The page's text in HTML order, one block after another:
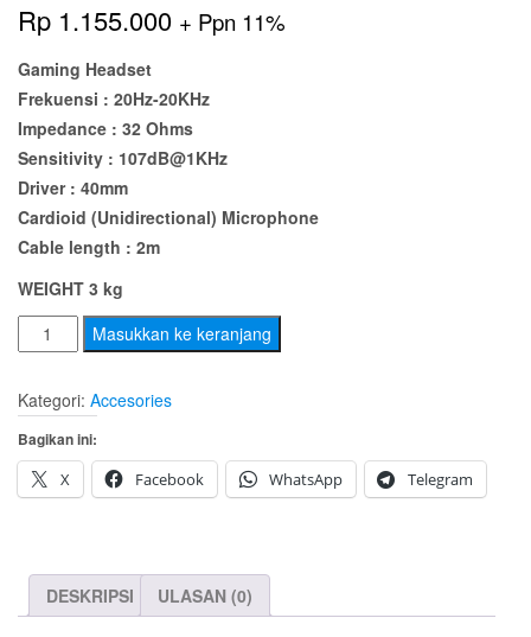
Rp 1.155.000 + Ppn 11%
Gaming Headset
Frekuensi : 20Hz-20KHz
Impedance : 32 Ohms
Sensitivity : 107dB@1KHz
Driver : 40mm
Cardioid (Unidirectional) Microphone
Cable length : 2m
WEIGHT 3 kg
Kuantitas
Headset
Gaming
Prodigy
Wired
G233
Masukkan ke keranjang
Kategori: Accesories
Bagikan ini:
X
Facebook WhatsApp Telegram
DESKRIPSI ULASAN (0)